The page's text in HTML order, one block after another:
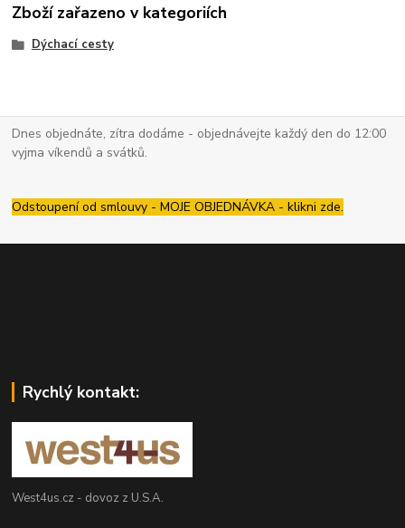
Zboží zařazeno v kategoriích
Dýchací cesty
Dnes objednáte, zítra dodáme - objednávejte každý den do 12:00
vyjma víkendů a svátků.
Odstoupení od smlouvy - MOJE OBJEDNÁVKA - klikni zde.
Rychlý kontakt:
West4us.cz - dovoz z U.S.A.